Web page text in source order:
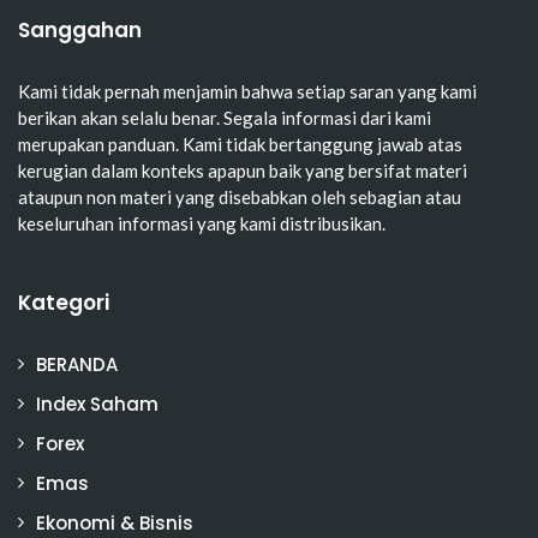
Sanggahan
Kami tidak pernah menjamin bahwa setiap saran yang kami
berikan akan selalu benar. Segala informasi dari kami
merupakan panduan. Kami tidak bertanggung jawab atas
kerugian dalam konteks apapun baik yang bersifat materi
ataupun non materi yang disebabkan oleh sebagian atau
keseluruhan informasi yang kami distribusikan.
Kategori
BERANDA
Index Saham
Forex
Emas
Ekonomi & Bisnis